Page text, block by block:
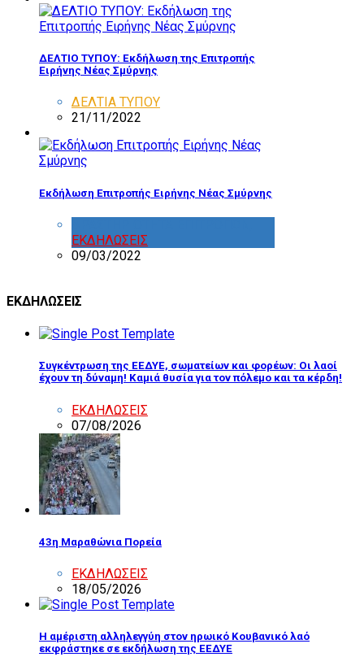
ΔΕΛΤΙΟ ΤΥΠΟΥ: Εκδήλωση της Επιτροπής
Ειρήνης Νέας Σμύρνης
ΔΕΛΤΙΑ ΤΥΠΟΥ
21/11/2022
Εκδήλωση Επιτροπής Ειρήνης Νέας Σμύρνης
ΕΚΔΗΛΩΣΕΙΣ
09/03/2022
ΕΚΔΗΛΩΣΕΙΣ
Συγκέντρωση της ΕΕΔΥΕ, σωματείων και φορέων: Οι λαοί
έχουν τη δύναμη! Καμιά θυσία για τον πόλεμο και τα κέρδη!
ΕΚΔΗΛΩΣΕΙΣ
07/08/2026
43η Μαραθώνια Πορεία
ΕΚΔΗΛΩΣΕΙΣ
18/05/2026
Η αμέριστη αλληλεγγύη στον ηρωικό Κουβανικό λαό
εκφράστηκε σε εκδήλωση της ΕΕΔΥΕ